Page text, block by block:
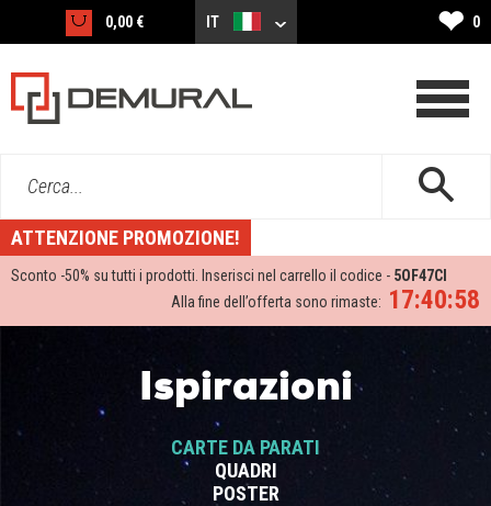
0,00 € IT ❤ 0
Cerca...
ATTENZIONE PROMOZIONE!
Sconto -50% su tutti i prodotti. Inserisci nel carrello il codice - 5OF47CI
17:40:58
Alla fine dell’offerta sono rimaste:
Ispirazioni
CARTE DA PARATI
QUADRI
POSTER